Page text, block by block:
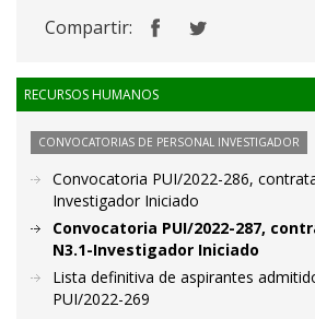
Compartir:
RECURSOS HUMANOS
CONVOCATORIAS DE PERSONAL INVESTIGADOR
Convocatoria PUI/2022-286,
Investigador Iniciado
Convocatoria PUI/2022-287,
N3.1-Investigador Iniciado
Lista definitiva de aspirantes
PUI/2022-269